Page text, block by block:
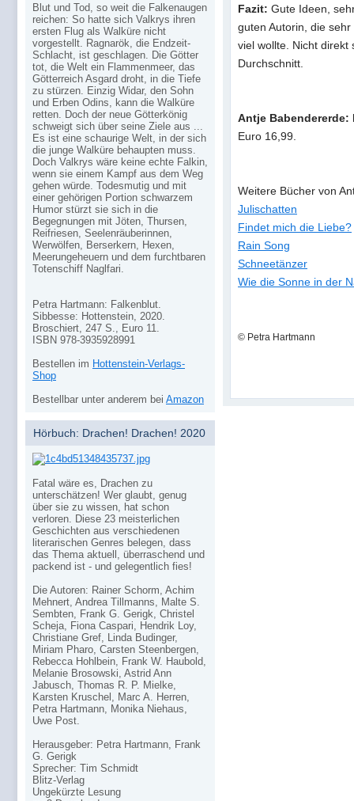
Fazit: Gute Ideen,
guten Autorin, die
viel wollte. Nicht
Durchschnitt.
Antje Babendererde:
Euro 16,99.
Weitere Bücher von
Julischatten
Findet mich die Liebe?
Rain Song
Schneetänzer
Wie die Sonne in der
© Petra Hartmann
Blut und Tod, so weit die Falkenaugen
reichen: So hatte sich Valkrys ihren
ersten Flug als Walküre nicht
vorgestellt. Ragnarök, die Endzeit-
Schlacht, ist geschlagen. Die Götter
tot, die Welt ein Flammenmeer, das
Götterreich Asgard droht, in die Tiefe
zu stürzen. Einzig Widar, den Sohn
und Erben Odins, kann die Walküre
retten. Doch der neue Götterkönig
schweigt sich über seine Ziele aus ...
Es ist eine schaurige Welt, in der sich
die junge Walküre behaupten muss.
Doch Valkrys wäre keine echte Falkin,
wenn sie einem Kampf aus dem Weg
gehen würde. Todesmutig und mit
einer gehörigen Portion schwarzem
Humor stürzt sie sich in die
Begegnungen mit Jöten, Thursen,
Reifriesen, Seelenräuberinnen,
Werwölfen, Berserkern, Hexen,
Meerungeheuern und dem furchtbaren
Totenschiff Naglfari.
Petra Hartmann: Falkenblut.
Sibbesse: Hottenstein, 2020.
Broschiert, 247 S., Euro 11.
ISBN 978-3935928991
Bestellen im Hottenstein-Verlags-
Shop
Bestellbar unter anderem bei Amazon
Hörbuch: Drachen! Drachen! 2020
Fatal wäre es, Drachen zu
unterschätzen! Wer glaubt, genug
über sie zu wissen, hat schon
verloren. Diese 23 meisterlichen
Geschichten aus verschiedenen
literarischen Genres belegen, dass
das Thema aktuell, überraschend und
packend ist - und gelegentlich fies!
Die Autoren: Rainer Schorm, Achim
Mehnert, Andrea Tillmanns, Malte S.
Sembten, Frank G. Gerigk, Christel
Scheja, Fiona Caspari, Hendrik Loy,
Christiane Gref, Linda Budinger,
Miriam Pharo, Carsten Steenbergen,
Rebecca Hohlbein, Frank W. Haubold,
Melanie Brosowski, Astrid Ann
Jabusch, Thomas R. P. Mielke,
Karsten Kruschel, Marc A. Herren,
Petra Hartmann, Monika Niehaus,
Uwe Post.
Herausgeber: Petra Hartmann, Frank
G. Gerigk
Sprecher: Tim Schmidt
Blitz-Verlag
Ungekürzte Lesung